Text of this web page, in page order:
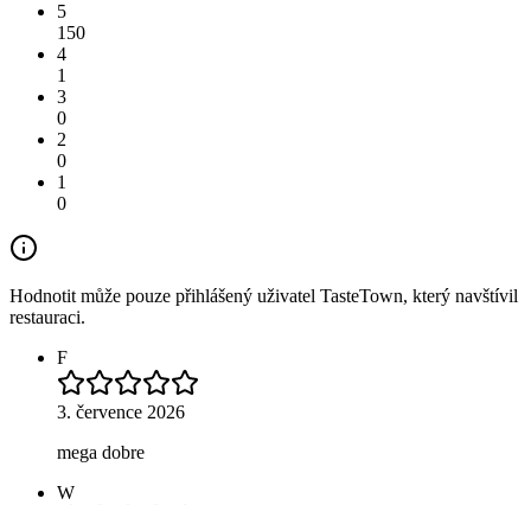
5
150
4
1
3
0
2
0
1
0
Hodnotit může pouze přihlášený uživatel TasteTown, který navštívil
restauraci.
F
3. července 2026
mega dobre
W